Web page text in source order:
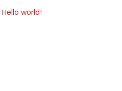
Hello world!